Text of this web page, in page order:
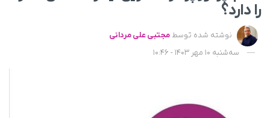
را دارد؟
نوشته شده توسط مجتبی علی مردانی
سه‌شنبه 10 مهر 1403 - 10:46